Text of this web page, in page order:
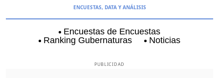
ENCUESTAS, DATA Y ANÁLISIS
Encuestas de Encuestas
Ranking Gubernaturas
Noticias
PUBLICIDAD